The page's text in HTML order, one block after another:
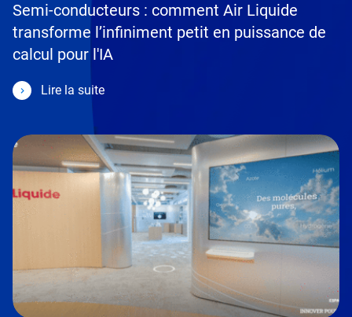
Semi-conducteurs : comment Air Liquide
transforme l’infiniment petit en puissance de
calcul pour l'IA
Lire la suite